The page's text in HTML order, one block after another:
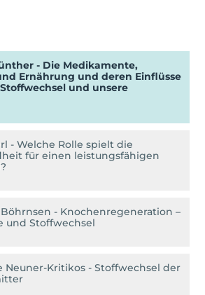
- Die Medikamente,
Ernährung und deren Einflüsse
und unsere
- Welche Rolle spielt die
für einen leistungsfähigen
Böhrnsen - Knochenregeneration –
und Stoffwechsel
Neuner-Kritikos - Stoffwechsel der